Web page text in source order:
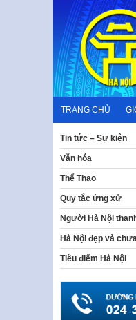
content
TRANG CHỦ
Tin tức – Sự kiện
Văn hóa
Thể Thao
Quy tắc ứng xử
Người Hà Nội
Hà Nội đẹp và
Tiêu điểm Hà Nội